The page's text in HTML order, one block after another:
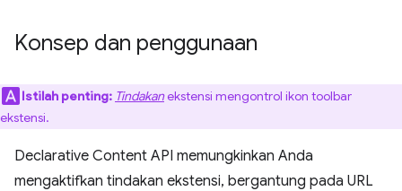
Konsep dan penggunaan
Istilah penting: Tindakanekstensi mengontrol ikon toolbar
ekstensi.
Declarative Content API memungkinkan Anda
mengaktifkan tindakan ekstensi, bergantung pada URL